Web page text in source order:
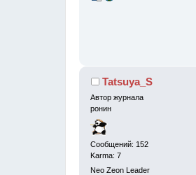
Tatsuya_S
Автор журнала
ронин
Сообщений: 152
Karma: 7
Neo Zeon Leader